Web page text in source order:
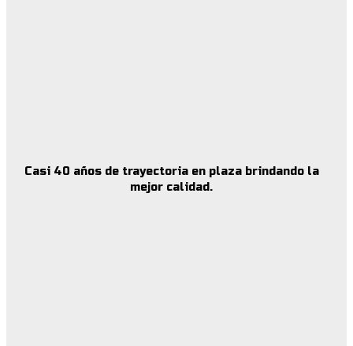
Casi 40 años de trayectoria en plaza brindando la
mejor calidad.